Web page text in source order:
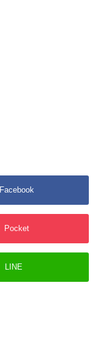
Facebook
Pocket
LINE